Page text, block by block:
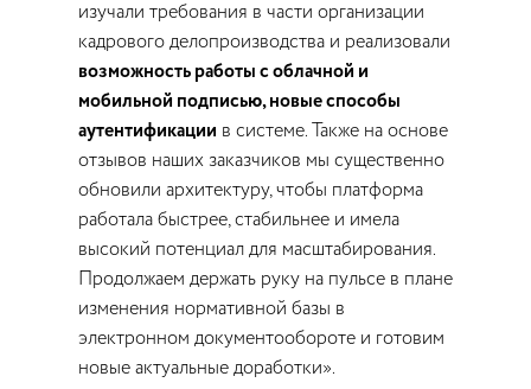
изучали требования в части организации
кадрового делопроизводства и реализовали
возможность работы с облачной и
мобильной подписью, новые способы
аутентификации в системе. Также на основе
отзывов наших заказчиков мы существенно
обновили архитектуру, чтобы платформа
работала быстрее, стабильнее и имела
высокий потенциал для масштабирования.
Продолжаем держать руку на пульсе в плане
изменения нормативной базы в
электронном документообороте и готовим
новые актуальные доработки».